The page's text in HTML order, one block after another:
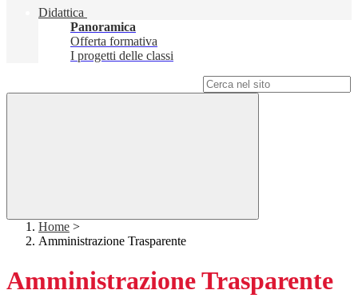
Didattica
Panoramica
Offerta formativa
I progetti delle classi
Home >
Amministrazione Trasparente
Amministrazione Trasparente